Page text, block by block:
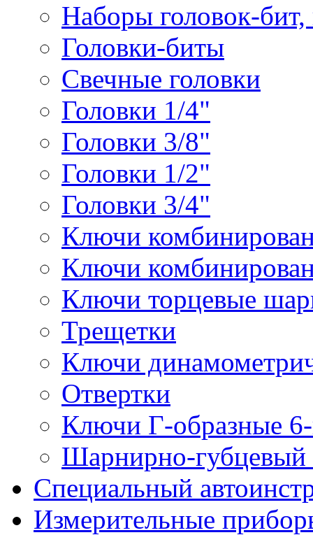
Наборы головок-бит,
Головки-биты
Свечные головки
Головки 1/4"
Головки 3/8"
Головки 1/2"
Головки 3/4"
Ключи
Ключи
Ключи торцевые
Трещетки
Ключи
Отвертки
Ключи Г-образные
Шарнирно-губцевый
Специальный
Измерительные